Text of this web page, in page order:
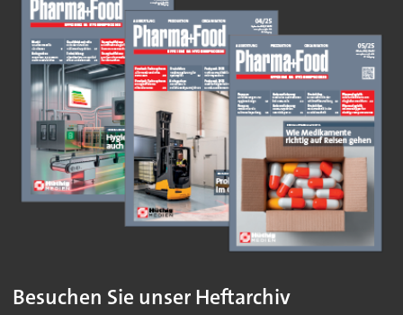
Besuchen Sie unser Heftarchiv